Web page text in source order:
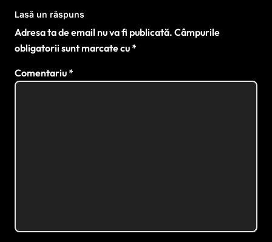
Lasă un răspuns
Adresa ta de email nu va fi publicată. Câmpurile
obligatorii sunt marcate cu*
Comentariu*